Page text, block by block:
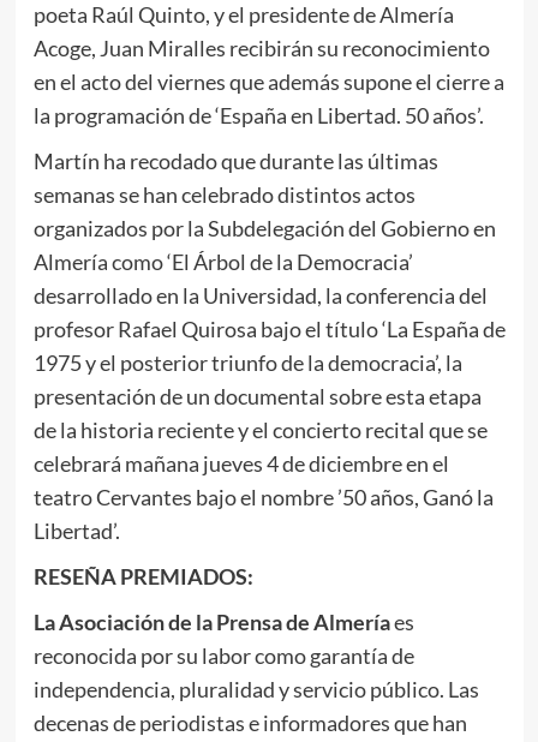
poeta Raúl Quinto, y el presidente de Almería
Acoge, Juan Miralles recibirán su reconocimiento
en el acto del viernes que además supone el cierre a
la programación de ‘España en Libertad. 50 años’.
Martín ha recodado que durante las últimas
semanas se han celebrado distintos actos
organizados por la Subdelegación del Gobierno en
Almería como ‘El Árbol de la Democracia’
desarrollado en la Universidad, la conferencia del
profesor Rafael Quirosa bajo el título ‘La España de
1975 y el posterior triunfo de la democracia’, la
presentación de un documental sobre esta etapa
de la historia reciente y el concierto recital que se
celebrará mañana jueves 4 de diciembre en el
teatro Cervantes bajo el nombre ’50 años, Ganó la
Libertad’.
RESEÑA PREMIADOS:
La Asociación de la Prensa deAlmeríaes
reconocida por su labor como garantía de
independencia, pluralidad y servicio público. Las
decenas de periodistas e informadores que han